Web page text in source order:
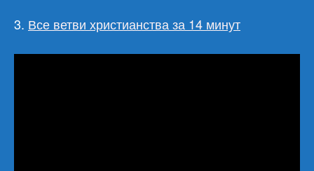
3. Все ветви христианства за 14 минут